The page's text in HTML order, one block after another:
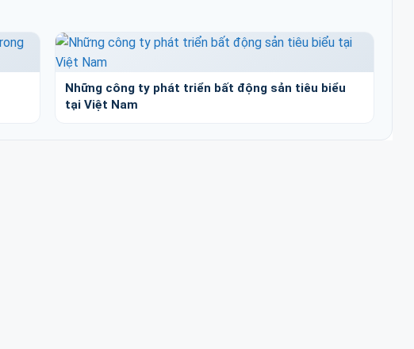
Những công ty phát triển bất động sản tiêu biểu
tại Việt Nam